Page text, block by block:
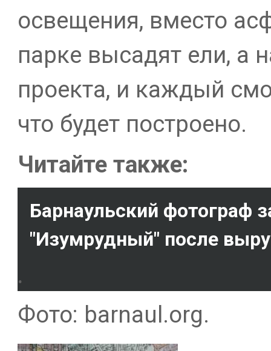
освещения, вместо
парке высадят ели, а
проекта, и каждый
что будет построено.
Читайте также:
Барнаульский фотограф
"Изумрудный" после
.
Фото: barnaul.org.